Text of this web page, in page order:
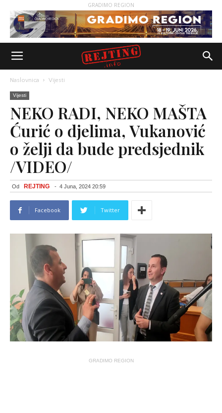
GRADIMO REGION
Naslovnica Vijesti
Vijesti
NEKO RADI, NEKO MAŠTA
Ćurić o djelima, Vukanović
o želji da bude predsjednik
/VIDEO/
Od REJTING - 4 Juna, 2024 20:59
Facebook Twitter
GRADIMO REGION